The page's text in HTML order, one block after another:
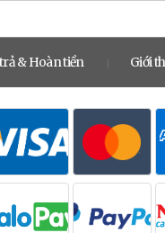
& Hoàn tiền Giới